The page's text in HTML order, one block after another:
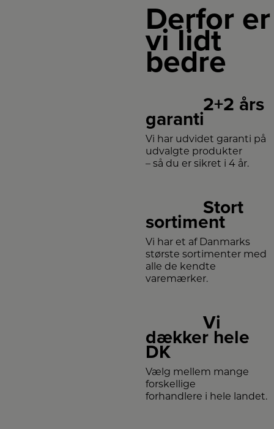
Derfor er
vi lidt
bedre
2+2 års
garanti
Vi har udvidet garanti på
udvalgte produkter
– så du er sikret i 4 år.
Stort
sortiment
Vi har et af Danmarks
største sortimenter med
alle de kendte
varemærker.
Vi
dækker hele
DK
Vælg mellem mange
forskellige
forhandlere i hele landet.